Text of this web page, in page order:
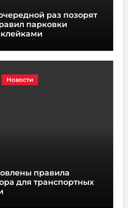
раз позорят
парковки
Новости
правила
для транспортных